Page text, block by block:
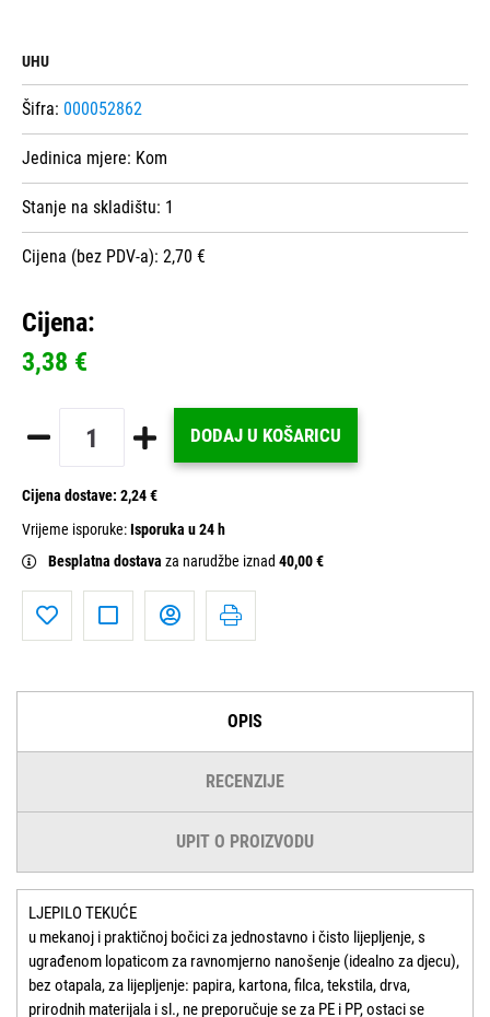
UHU
Šifra: 000052862
Jedinica mjere: Kom
Stanje na skladištu: 1
Cijena (bez PDV-a): 2,70 €
Cijena:
3,38 €
DODAJ U KOŠARICU
Cijena dostave: 2,24 €
Vrijeme isporuke:Isporuka u 24 h
Besplatna dostava za narudžbe iznad 40,00 €
OPIS
RECENZIJE
UPIT O PROIZVODU
LJEPILO TEKUĆE
u mekanoj i praktičnoj bočici za jednostavno i čisto lijepljenje, s
ugrađenom lopaticom za ravnomjerno nanošenje (idealno za djecu),
bez otapala, za lijepljenje: papira, kartona, filca, tekstila, drva,
prirodnih materijala i sl., ne preporučuje se za PE i PP, ostaci se